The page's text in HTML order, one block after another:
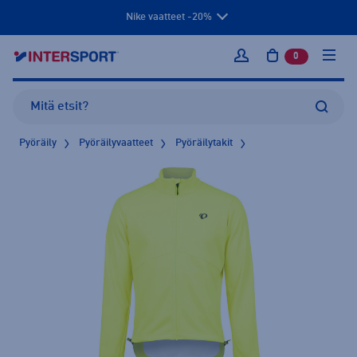
Nike vaatteet -20%
Kirjaudu sisään
0 tuotetta
Pyöräily Pyöräilyvaatteet Pyöräilytakit